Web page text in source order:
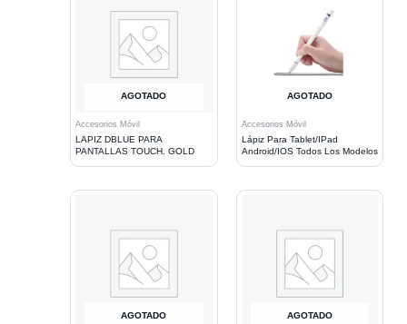
AGOTADO
Accesorios Móvil
LAPIZ DBLUE PARA
PANTALLAS TOUCH. GOLD
AGOTADO
Accesorios Móvil
Lápiz Para Tablet/IPad
Android/IOS Todos Los Modelos
AGOTADO AGOTADO